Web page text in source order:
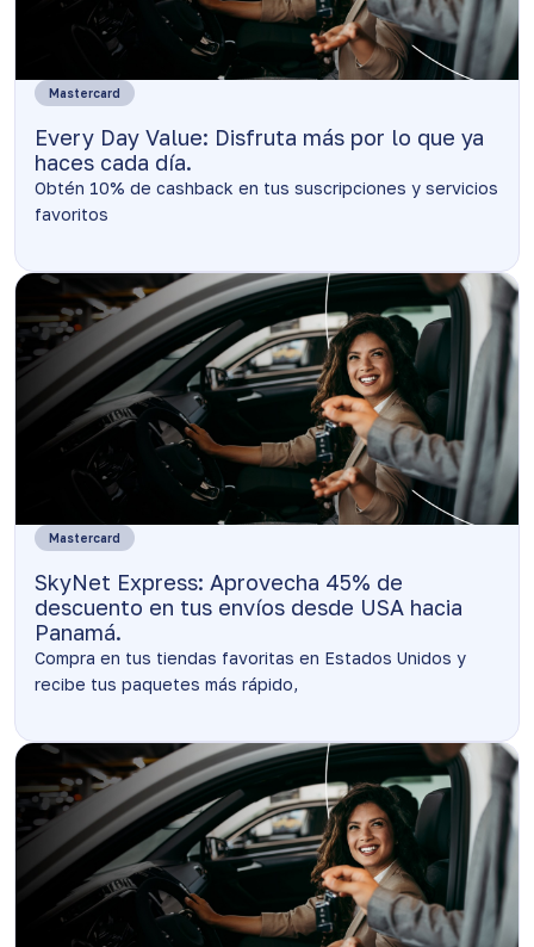
Mastercard
Every Day Value: Disfruta más por lo que ya
haces cada día.
Obtén 10% de cashback en tus suscripciones y servicios
favoritos
Mastercard
SkyNet Express: Aprovecha 45% de
descuento en tus envíos desde USA hacia
Panamá.
Compra en tus tiendas favoritas en Estados Unidos y
recibe tus paquetes más rápido,